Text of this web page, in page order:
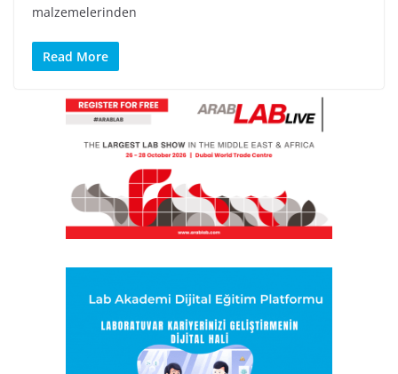
malzemelerinden
Read More